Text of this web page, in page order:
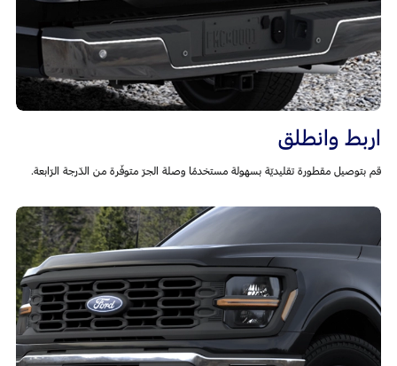
اربط وانطلق
قم بتوصيل مقطورة تقليديّة بسهولة مستخدمًا وصلة الجرّ متوفّرة من الدّرجة الرّابعة.